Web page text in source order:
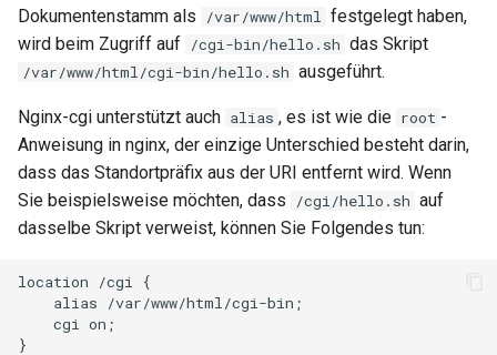
tsort
txid
upload
upstream-healthcheck
Dokumentenstamm als
/var/www/html festgelegt haben,
wird beim Zugriff auf /cgi-bin/hello.sh das Skript
/var/www/html/cgi-bin/hello.sh ausgeführt.
Nginx-cgi unterstützt auch alias , es ist wie die root -
Anweisung in nginx, der einzige Unterschied besteht darin,
dass das Standortpräfix aus der URI entfernt wird. Wenn
Sie beispielsweise möchten, dass
/cgi/hello.sh auf
dasselbe Skript verweist, können Sie Folgendes tun:
location /cgi {
    alias /var/www/html/cgi-bin;
    cgi on;